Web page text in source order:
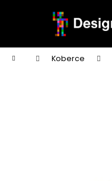
Domů Koberce
í
Zpět
do
obchodu
Zpět
do
obchodu